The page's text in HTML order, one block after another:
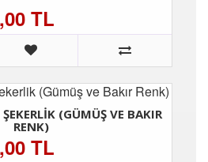
TL
(GÜMÜŞ VE BAKIR
RENK)
TL